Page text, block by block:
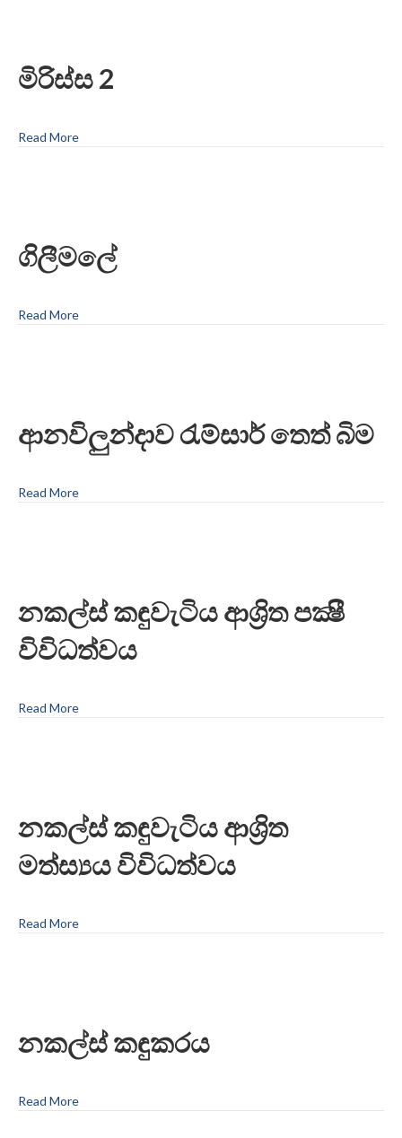
මිරිස්ස 2
Read More
ගිලීමලේ
Read More
ආනවිලුන්දාව රැම්සාර් තෙත් බිම
Read More
නකල්ස් කඳුවැටිය ආශ්‍රිත පක්‍ෂී
විවිධත්වය
Read More
නකල්ස් කඳුවැටිය ආශ්‍රිත
මත්ස්‍යය විවිධත්වය
Read More
නකල්ස් කඳුකරය
Read More